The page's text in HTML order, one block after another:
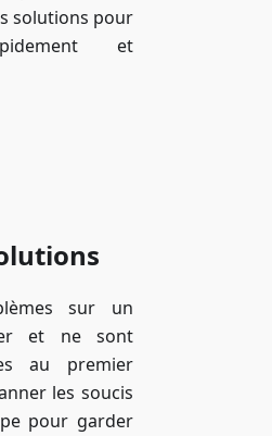
solutions pour
et
sur un
et ne sont
au premier
les soucis
pour garder